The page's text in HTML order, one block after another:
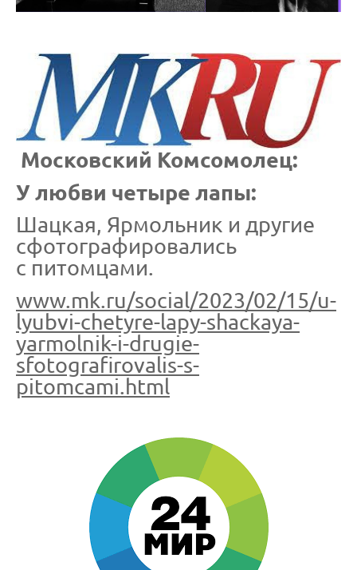
Московский Комсомолец:
У любви четыре лапы:
Шацкая, Ярмольник и другие
сфотографировались
с питомцами.
www.mk.ru/social/2023/02/15/u-
lyubvi-chetyre-lapy-shackaya-
yarmolnik-i-drugie-
sfotografirovalis-s-
pitomcami.html